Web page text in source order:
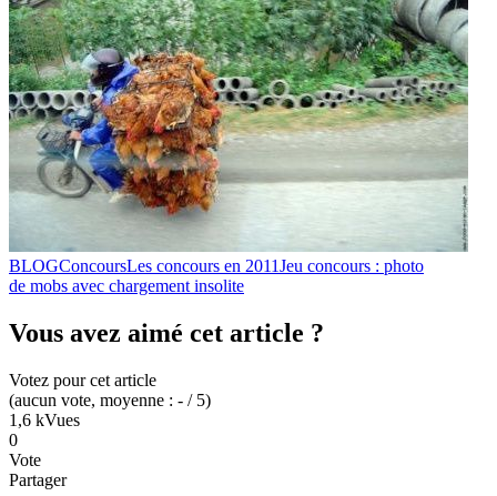
BLOGConcoursLes concours en 2011Jeu concours : photo
de mobs avec chargement insolite
Vous avez aimé cet article ?
Votez pour cet article
(aucun vote, moyenne : - / 5)
1,6 kVues
0
Vote
Partager